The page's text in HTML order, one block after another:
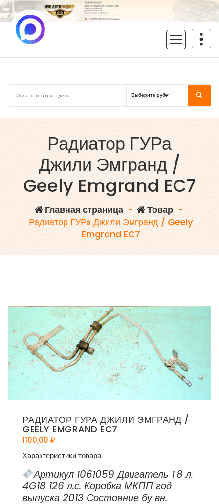
Перейти
к
содержимому
Радиатор ГУРа
Джили Эмгранд /
Geely Emgrand EC7
Главная страница- Товар-
Радиатор ГУРа Джили Эмгранд / Geely
Emgrand EC7
РАДИАТОР ГУРА ДЖИЛИ ЭМГРАНД /
GEELY EMGRAND EC7
1100,00 ₽
Характеристики товара:
Артикул 1061059 Двигатель 1.8 л.
4G18 126 л.с. Коробка МКПП год
выпуска 2013 Состояние бу вн.